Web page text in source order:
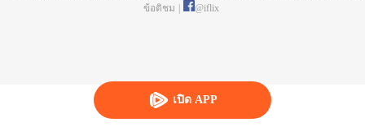
เปิด APP
ข้อติชม
@iflix